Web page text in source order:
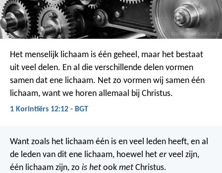
Het menselijk lichaam is één geheel, maar het bestaat
uit veel delen. En al die verschillende delen vormen
samen dat ene lichaam. Net zo vormen wij samen één
lichaam, want we horen allemaal bij Christus.
1 Korintiërs 12:12 - BGT
Want zoals het lichaam één is en veel leden heeft, en al
de leden van dit ene lichaam, hoewel het erveel zijn,
één lichaam zijn, zo is het ook met Christus.